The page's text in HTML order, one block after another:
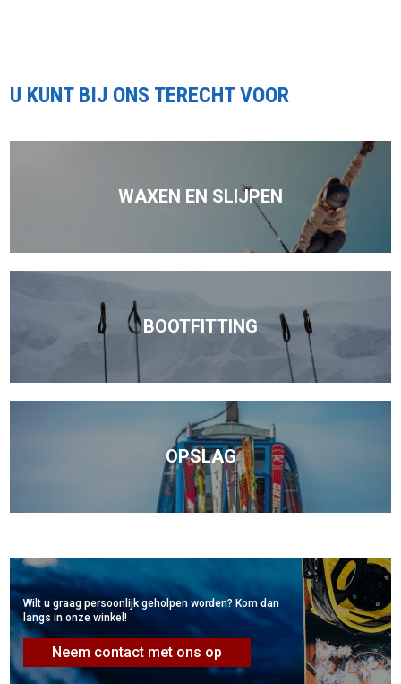
U KUNT BIJ ONS TERECHT VOOR
WAXEN EN SLIJPEN
BOOTFITTING
OPSLAG
Wilt u graag persoonlijk geholpen worden? Kom dan
langs in onze winkel!
Neem contact met ons op